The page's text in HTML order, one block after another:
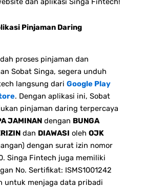
Pinjaman Daring
proses pinjaman dan
Sobat Singa, segera unduh
langsung dari Google Play
. Dengan aplikasi ini, Sobat
pinjaman daring terpercaya
JAMINAN dengan BUNGA
dan DIAWASI oleh OJK
dengan surat izin nomor
Singa Fintech juga memiliki
No. Sertifikat: ISMS1001242
untuk menjaga data pribadi